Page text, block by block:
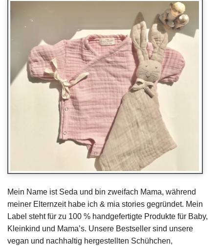
Mein Name ist Seda und bin zweifach Mama, während
meiner Elternzeit habe ich & mia stories gegründet. Mein
Label steht für zu 100 % handgefertigte Produkte für Baby,
Kleinkind und Mama’s. Unsere Bestseller sind unsere
vegan und nachhaltig hergestellten Schühchen,